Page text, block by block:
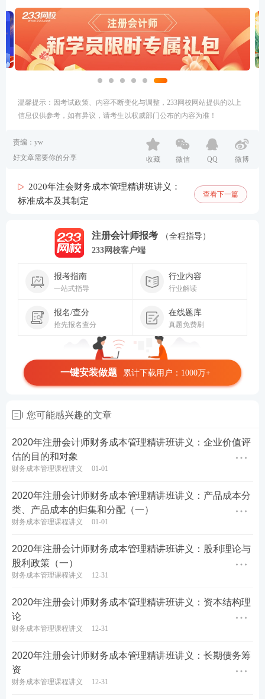
温馨提示：因考试政策、内容不断变化与调整，233网校网站提供的以上
信息仅供参考，如有异议，请考生以权威部门公布的内容为准！
责编：yw
好文章需要你的分享
收藏 微信 QQ 微博
2020年注会财务成本管理精讲班讲义：
标准成本及其制定
查看下一篇
注册会计师报考
（全程指导）
233网校客户端
报考指南
一站式指导
行业内容
行业解读
报名/查分
抢先报名查分
在线题库
真题免费刷
一键安装做题 累计下载用户：1000万+
您可能感兴趣的文章
2020年注册会计师财务成本管理精讲班讲义：企业价值评
估的目的和对象
财务成本管理课程讲义 01-01
2020年注册会计师财务成本管理精讲班讲义：产品成本分
类、产品成本的归集和分配（一）
财务成本管理课程讲义 01-01
2020年注册会计师财务成本管理精讲班讲义：股利理论与
股利政策（一）
财务成本管理课程讲义 12-31
2020年注册会计师财务成本管理精讲班讲义：资本结构理
论
财务成本管理课程讲义 12-31
2020年注册会计师财务成本管理精讲班讲义：长期债务筹
资
财务成本管理课程讲义 12-31